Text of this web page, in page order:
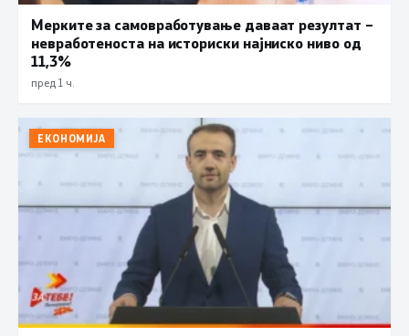
Мерките за самовработување даваат резултат –
невработеноста на историски најниско ниво од
11,3%
пред 1 ч.
ЕКОНОМИЈА